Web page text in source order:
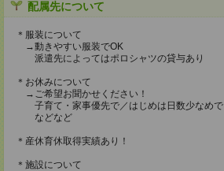
配属先について
＊服装について
→動きやすい服装でOK
派遣先によってはポロシャツの貸与あり
＊お休みについて
→ご希望お聞かせください！
子育て・家事優先で／はじめは日数少なめで
などなど
＊産休育休取得実績あり！
＊施設について